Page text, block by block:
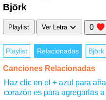
Björk
Playlist Ver Letra 0
Playlist Relacionadas Björk
Canciones Relacionadas
Haz clic en el + azul para
corazón es para agregarlas a